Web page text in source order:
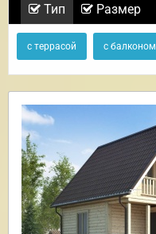
Тип Размер
с террасой с балконом